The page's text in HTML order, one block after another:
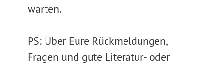
warten.
PS: Über Eure Rückmeldungen,
Fragen und gute Literatur- oder